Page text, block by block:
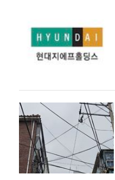
낮 최고 37
-14927초 전 > SK하이닉
-11783초 전 >여자배구 이
-11036초 전 >외국인 심판
-10723초 전 >[속보]코스
-10703초 전 >
[속보]원·
-10592초 전 >[속보] 노원
-7682초 전 >
[속보]종합
-6555초 전 >외신들도 주
-6526초 전 >11시간 압수